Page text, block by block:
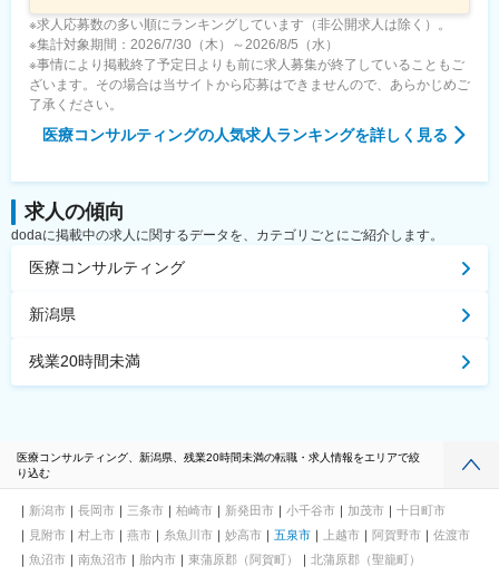
※求人応募数の多い順にランキングしています（非公開求人は除く）。
※集計対象期間：2026/7/30（木）～2026/8/5（水）
※事情により掲載終了予定日よりも前に求人募集が終了していることもご
ざいます。その場合は当サイトから応募はできませんので、あらかじめご
了承ください。
医療コンサルティングの人気求人ランキングを詳しく見る
求人の傾向
dodaに掲載中の求人に関するデータを、カテゴリごとにご紹介します。
医療コンサルティング
新潟県
残業20時間未満
医療コンサルティング、新潟県、残業20時間未満の転職・求人情報をエリアで絞
り込む
新潟市 長岡市 三条市 柏崎市 新発田市 小千谷市 加茂市
十日町市
見附市
村上市 燕市 糸魚川市 妙高市 五泉市 上越市 阿賀野市
佐渡市
魚沼市
南魚沼市 胎内市 東蒲原郡（阿賀町）
北蒲原郡（聖籠町）